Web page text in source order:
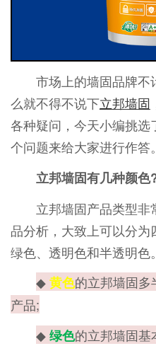
市场上的墙固品牌不
么就不得不说下立邦墙固
各种疑问，今天小编挑选
个问题来给大家进行作答。
立邦墙固有几种颜色
立邦墙固产品类型非
品分析，大致上可以分为
绿色、透明色和半透明色。
◆黄色的立邦墙固多
产品;
◆绿色的立邦墙固基